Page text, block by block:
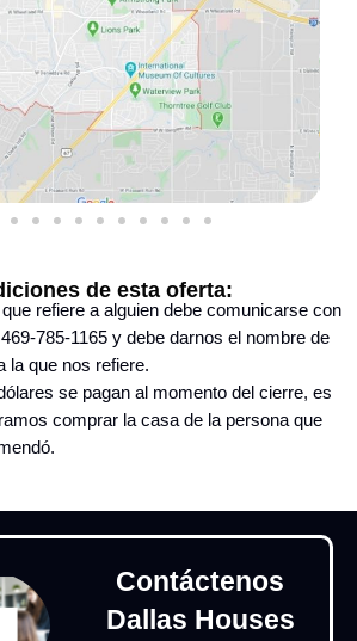
de esta oferta:
refiere a alguien debe comunicarse con
785-1165 y debe darnos el nombre de
la que nos refiere.
se pagan al momento del cierre, es
comprar la casa de la persona que
Contáctenos
Dallas Houses